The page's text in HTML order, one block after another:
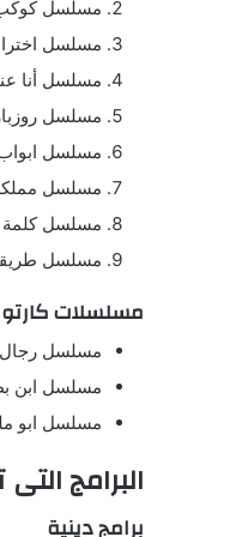
مسلسل
مسلسل
مسلسل أنا
مسلسل
مسلسل
مسلسل
مسلسل
مسلسل
مسلسلات
مسلسل
مسلسل ابن
مسلسل ابو
البرامج
برامج دينية